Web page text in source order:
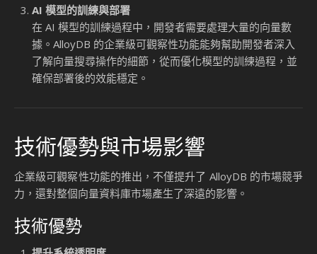
在生成式 AI（Generative AI）應用快速普及的背景下，向量
搜尋技術的需求不斷攀升。為了應對企業在大規模實施向量搜
尋時的挑戰，Google 在其 AlloyDB 資料庫中新增了企業級可
觀察性（Enterprise Observability）功能。這些功能不僅提
升了系統的透明度，還為開發者提供了更強大的工具來優化 AI
企業級可觀察性的核心功能
理與效能挑戰而設計。這些功能包括擴展的查詢層級指標、更
詳細的日誌記錄以及全面的運營洞察，幫助企業更高效地管理